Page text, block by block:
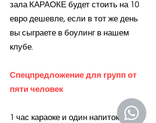
зала КАРАОКЕ будет стоить на 10
евро дешевле, если в тот же день
вы сыграете в боулинг в нашем
клубе.
Спецпредложение для групп от
пяти человек
1 час караоке и один напиток (не